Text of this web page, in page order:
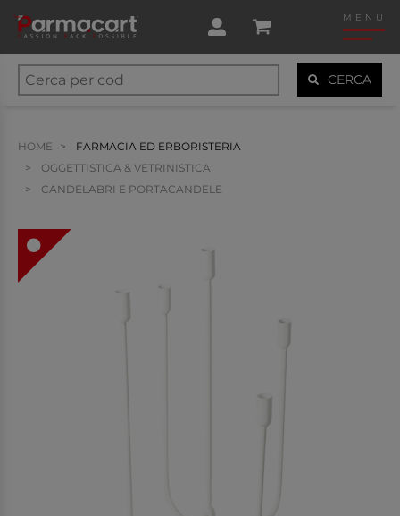
MENU
CERCA
HOME
FARMACIA ED ERBORISTERIA
OGGETTISTICA & VETRINISTICA
CANDELABRI E PORTACANDELE